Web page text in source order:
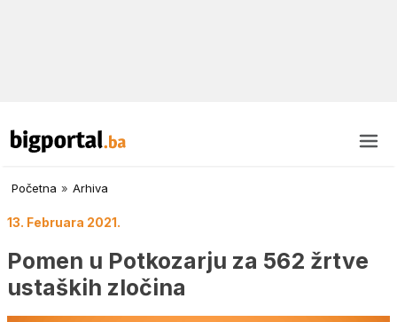
Početna » Arhiva
13. Februara 2021.
Pomen u Potkozarju za 562 žrtve
ustaških zločina